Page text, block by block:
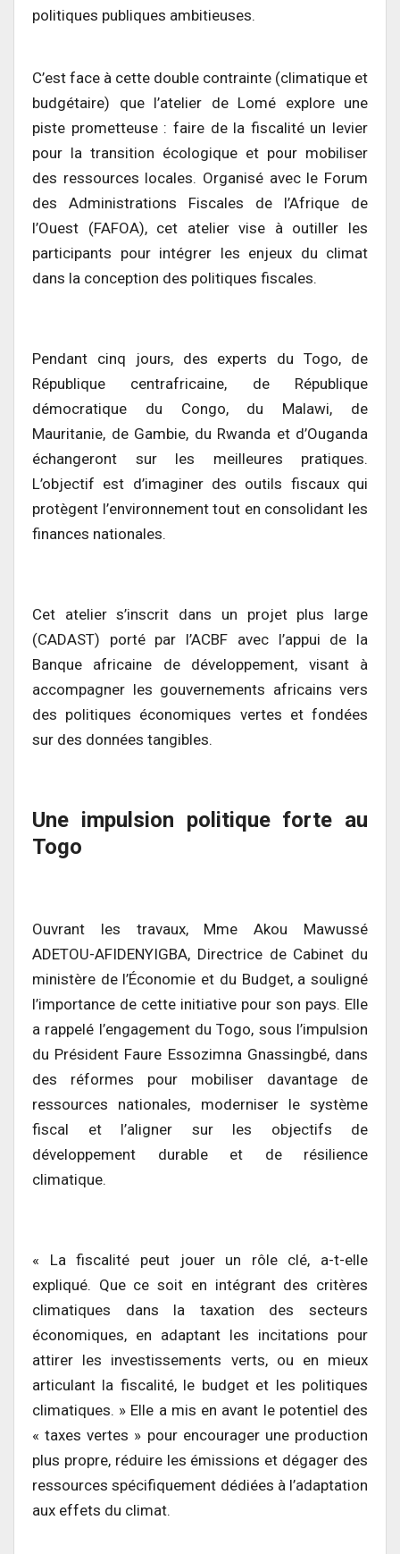
politiques publiques ambitieuses.
C’est face à cette double contrainte (climatique et
budgétaire) que l’atelier de Lomé explore une
piste prometteuse : faire de la fiscalité un levier
pour la transition écologique et pour mobiliser
des ressources locales. Organisé avec le Forum
des Administrations Fiscales de l’Afrique de
l’Ouest (FAFOA), cet atelier vise à outiller les
participants pour intégrer les enjeux du climat
dans la conception des politiques fiscales.
Pendant cinq jours, des experts du Togo, de
République centrafricaine, de République
démocratique du Congo, du Malawi, de
Mauritanie, de Gambie, du Rwanda et d’Ouganda
échangeront sur les meilleures pratiques.
L’objectif est d’imaginer des outils fiscaux qui
protègent l’environnement tout en consolidant les
finances nationales.
Cet atelier s’inscrit dans un projet plus large
(CADAST) porté par l’ACBF avec l’appui de la
Banque africaine de développement, visant à
accompagner les gouvernements africains vers
des politiques économiques vertes et fondées
sur des données tangibles.
Une impulsion politique forte au
Togo
Ouvrant les travaux, Mme Akou Mawussé
ADETOU-AFIDENYIGBA, Directrice de Cabinet du
ministère de l’Économie et du Budget, a souligné
l’importance de cette initiative pour son pays. Elle
a rappelé l’engagement du Togo, sous l’impulsion
du Président Faure Essozimna Gnassingbé, dans
des réformes pour mobiliser davantage de
ressources nationales, moderniser le système
fiscal et l’aligner sur les objectifs de
développement durable et de résilience
climatique.
« La fiscalité peut jouer un rôle clé, a-t-elle
expliqué. Que ce soit en intégrant des critères
climatiques dans la taxation des secteurs
économiques, en adaptant les incitations pour
attirer les investissements verts, ou en mieux
articulant la fiscalité, le budget et les politiques
climatiques. » Elle a mis en avant le potentiel des
« taxes vertes » pour encourager une production
plus propre, réduire les émissions et dégager des
ressources spécifiquement dédiées à l’adaptation
aux effets du climat.